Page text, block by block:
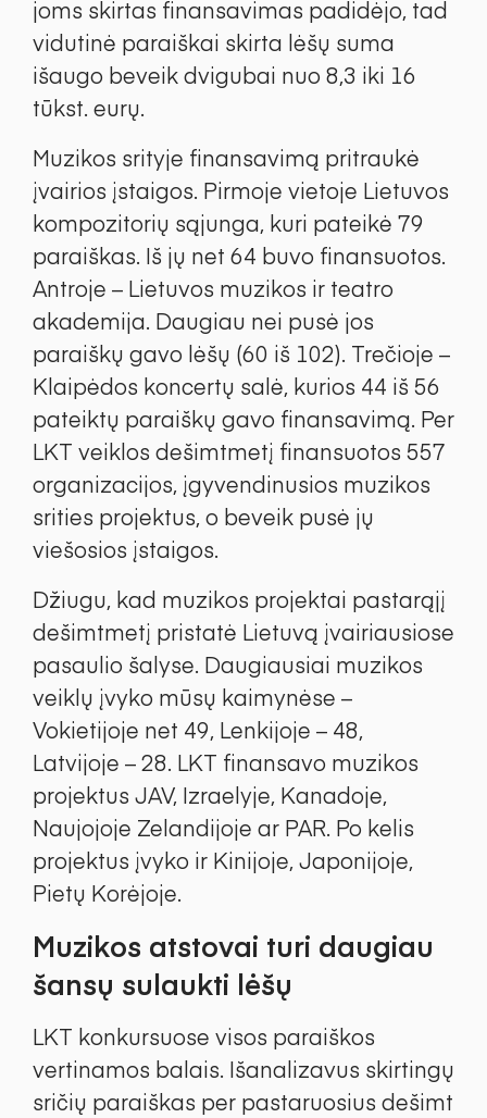
joms skirtas finansavimas padidėjo, tad
vidutinė paraiškai skirta lėšų suma
išaugo beveik dvigubai nuo 8,3 iki 16
tūkst. eurų.
Muzikos srityje finansavimą pritraukė
įvairios įstaigos. Pirmoje vietoje Lietuvos
kompozitorių sąjunga, kuri pateikė 79
paraiškas. Iš jų net 64 buvo finansuotos.
Antroje – Lietuvos muzikos ir teatro
akademija. Daugiau nei pusė jos
paraiškų gavo lėšų (60 iš 102). Trečioje –
Klaipėdos koncertų salė, kurios 44 iš 56
pateiktų paraiškų gavo finansavimą. Per
LKT veiklos dešimtmetį finansuotos 557
organizacijos, įgyvendinusios muzikos
srities projektus, o beveik pusė jų
viešosios įstaigos.
Džiugu, kad muzikos projektai pastarąjį
dešimtmetį pristatė Lietuvą įvairiausiose
pasaulio šalyse. Daugiausiai muzikos
veiklų įvyko mūsų kaimynėse –
Vokietijoje net 49, Lenkijoje – 48,
Latvijoje – 28. LKT finansavo muzikos
projektus JAV, Izraelyje, Kanadoje,
Naujojoje Zelandijoje ar PAR. Po kelis
projektus įvyko ir Kinijoje, Japonijoje,
Pietų Korėjoje.
Muzikos atstovai turi daugiau
šansų sulaukti lėšų
LKT konkursuose visos paraiškos
vertinamos balais. Išanalizavus skirtingų
sričių paraiškas per pastaruosius dešimt